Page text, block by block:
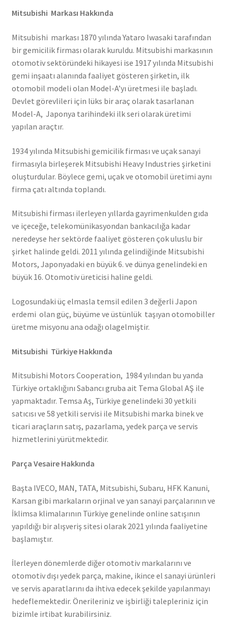
Mitsubishi Markası Hakkında
Mitsubishi markası 1870 yılında Yataro Iwasaki tarafından
bir gemicilik firması olarak kuruldu. Mitsubishi markasının
otomotiv sektöründeki hikayesi ise 1917 yılında Mitsubishi
gemi inşaatı alanında faaliyet gösteren şirketin, ilk
otomobil modeli olan Model-A’yı üretmesi ile başladı.
Devlet görevlileri için lüks bir araç olarak tasarlanan
Model-A, Japonya tarihindeki ilk seri olarak üretimi
yapılan araçtır.
1934 yılında Mitsubishi gemicilik firması ve uçak sanayi
firmasıyla birleşerek Mitsubishi Heavy Industries şirketini
oluşturdular. Böylece gemi, uçak ve otomobil üretimi aynı
firma çatı altında toplandı.
Mitsubishi firması ilerleyen yıllarda gayrimenkulden gıda
ve içeceğe, telekomünikasyondan bankacılığa kadar
neredeyse her sektörde faaliyet gösteren çok uluslu bir
şirket halinde geldi. 2011 yılında gelindiğinde Mitsubishi
Motors, Japonyadaki en büyük 6. ve dünya genelindeki en
büyük 16. Otomotiv üreticisi haline geldi.
Logosundaki üç elmasla temsil edilen 3 değerli Japon
erdemi olan güç, büyüme ve üstünlük taşıyan otomobiller
üretme misyonu ana odağı olagelmiştir.
Mitsubishi Türkiye Hakkında
Mitsubishi Motors Cooperation, 1984 yılından bu yanda
Türkiye ortaklığını Sabancı gruba ait Tema Global AŞ ile
yapmaktadır. Temsa Aş, Türkiye genelindeki 30 yetkili
satıcısı ve 58 yetkili servisi ile Mitsubishi marka binek ve
ticari araçların satış, pazarlama, yedek parça ve servis
hizmetlerini yürütmektedir.
Parça Vesaire Hakkında
Başta IVECO, MAN, TATA, Mitsubishi, Subaru, HFK Kanuni,
Karsan gibi markaların orjinal ve yan sanayi parçalarının ve
İklimsa klimalarının Türkiye genelinde online satışının
yapıldığı bir alışveriş sitesi olarak 2021 yılında faaliyetine
başlamıştır.
İlerleyen dönemlerde diğer otomotiv markalarını ve
otomotiv dışı yedek parça, makine, ikince el sanayi ürünleri
ve servis aparatlarını da ihtiva edecek şekilde yapılanmayı
hedeflemektedir. Önerileriniz ve işbirliği talepleriniz için
bizimle irtibat kurabilirsiniz.